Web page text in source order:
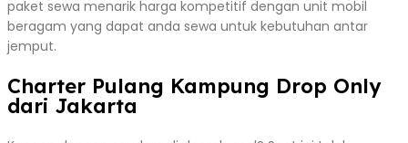
paket sewa menarik harga kompetitif dengan unit mobil
beragam yang dapat anda sewa untuk kebutuhan antar
jemput.
Charter Pulang Kampung Drop Only
dari Jakarta